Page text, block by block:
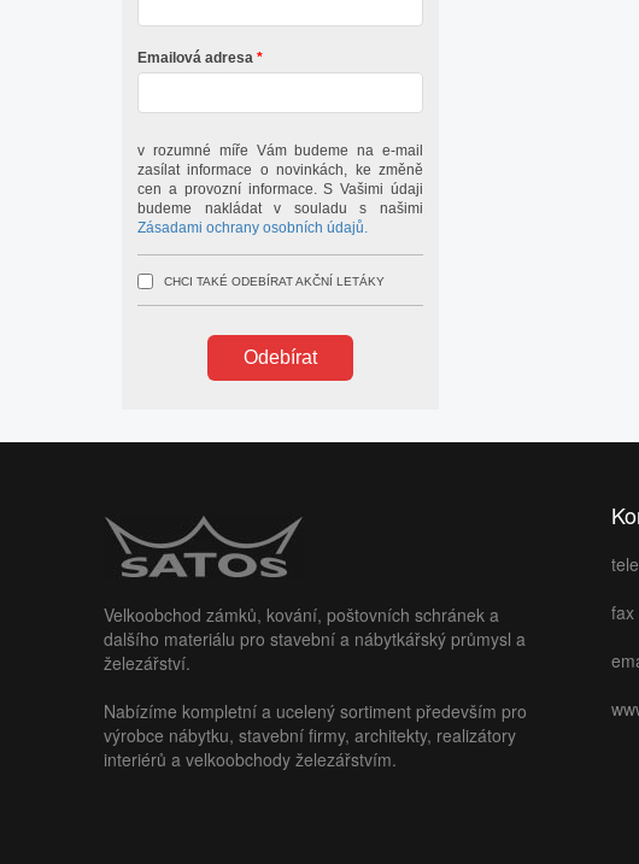
Emailová adresa
v rozumné míře Vám budeme na e-mail
zasílat informace o novinkách, ke změně
cen a provozní informace. S Vašimi údaji
budeme nakládat v souladu s našimi
Zásadami ochrany osobních údajů.
CHCI TAKÉ ODEBÍRAT AKČNÍ LETÁKY
Odebírat
Velkoobchod zámků, kování, poštovních schránek a
dalšího materiálu pro stavební a nábytkářský průmysl a
železářství.
Nabízíme kompletní a ucelený sortiment především pro
výrobce nábytku, stavební firmy, architekty, realizátory
interiérů a velkoobchody železářstvím.
fax